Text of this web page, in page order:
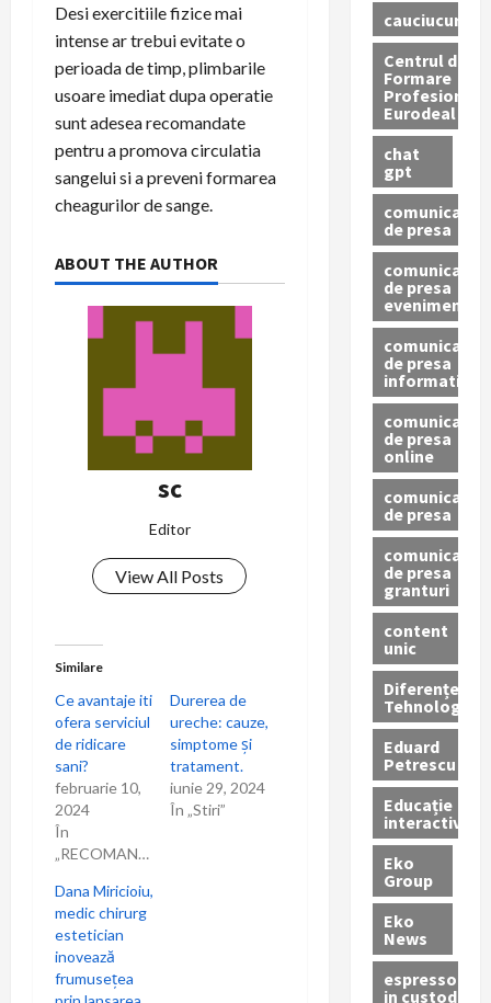
Desi exercitiile fizice mai
intense ar trebui evitate o
perioada de timp, plimbarile
usoare imediat dupa operatie
sunt adesea recomandate
pentru a promova circulatia
sangelui si a preveni formarea
cheagurilor de sange.
ABOUT THE AUTHOR
sc
Editor
View All Posts
Similare
Ce avantaje iti
ofera serviciul
de ridicare
sani?
februarie 10,
2024
În
„RECOMANDARI”
Durerea de
ureche: cauze,
simptome și
tratament.
iunie 29, 2024
În „Stiri”
Dana Miricioiu,
medic chirurg
estetician
inovează
frumusețea
cauciucuri
Centrul de
Formare
Profesionala
Eurodeal
chat
gpt
comunicat
de presa
comunicat
de presa
eveniment
comunicat
de presa
informativ
comunicat
de presa
online
comunicate
de presa
comunicate
de presa
granturi
content
unic
Diferențe
Tehnologice
Eduard
Petrescu
Educație
interactivă
Eko
Group
Eko
News
espressoare
in custodie